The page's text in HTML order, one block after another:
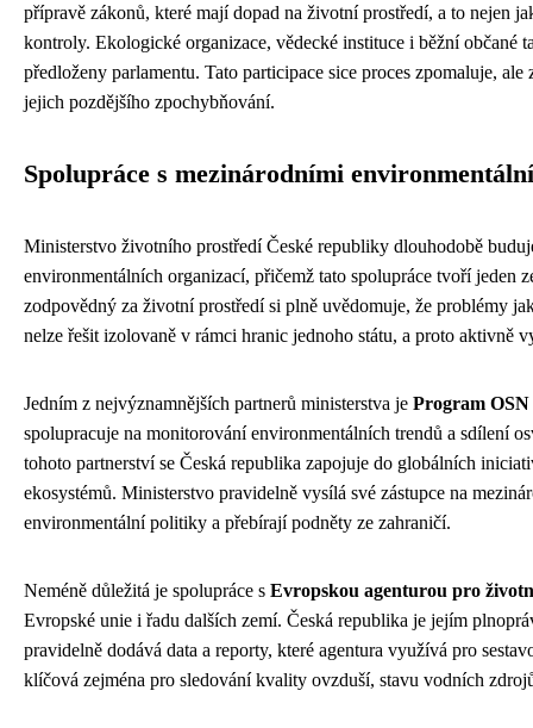
přípravě zákonů, které mají dopad na životní prostředí, a to nejen
kontroly. Ekologické organizace, vědecké instituce i běžní
předloženy parlamentu. Tato participace sice proces zpomaluje,
jejich pozdějšího zpochybňování.
Spolupráce s mezinárodními
Ministerstvo životního prostředí České republiky dlouhodobě
environmentálních organizací, přičemž tato spolupráce tvoří
zodpovědný za životní prostředí si plně uvědomuje, že problémy
nelze řešit izolovaně v rámci hranic jednoho státu, a proto aktivně
Jedním z nejvýznamnějších partnerů ministerstva je Program
spolupracuje na monitorování environmentálních trendů a sdílení
tohoto partnerství se Česká republika zapojuje do globálních
ekosystémů. Ministerstvo pravidelně vysílá své zástupce na
environmentální politiky a přebírají podněty ze zahraničí.
Neméně důležitá je spolupráce s Evropskou agenturou pro
Evropské unie i řadu dalších zemí. Česká republika je jejím
pravidelně dodává data a reporty, které agentura využívá pro
klíčová zejména pro sledování kvality ovzduší, stavu vodních